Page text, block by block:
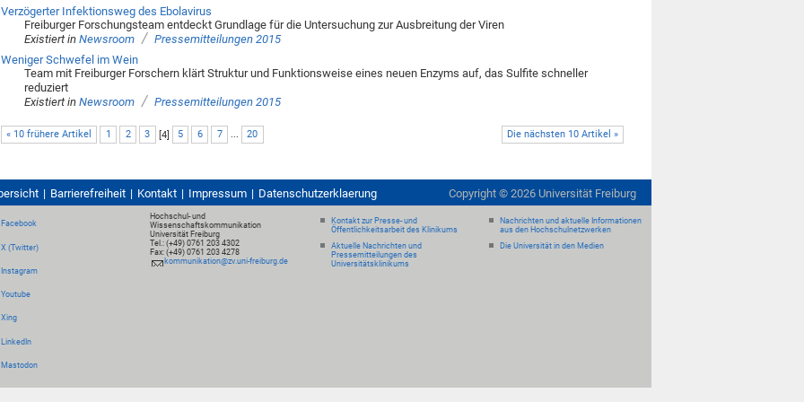
Verzögerter Infektionsweg des Ebolavirus
Freiburger Forschungsteam entdeckt Grundlage für die Untersuchung zur Ausbreitung der Viren
Existiert in Newsroom / Pressemitteilungen 2015
Weniger Schwefel im Wein
Team mit Freiburger Forschern klärt Struktur und Funktionsweise eines neuen Enzyms auf, das Sulfite schneller
reduziert
Existiert in Newsroom / Pressemitteilungen 2015
« 10 frühere Artikel Die nächsten 10 Artikel »
1 2 3 [4] 5 6 7 ... 20
Barrierefreiheit Kontakt Impressum Datenschutzerklaerung Copyright © 2026 Universität Freiburg
Facebook
X (Twitter)
Instagram
Youtube
Xing
LinkedIn
Mastodon
Hochschul- und
Wissenschaftskommunikation
Universität Freiburg
Tel.: (+49) 0761 203 4302
Fax: (+49) 0761 203 4278
kommunikation@zv.uni-freiburg.de
Kontakt zur Presse- und
Öffentlichkeitsarbeit des Klinikums
Aktuelle Nachrichten und
Pressemitteilungen des
Universitätsklinikums
Nachrichten und aktuelle Informationen
aus den Hochschulnetzwerken
Die Universität in den Medien